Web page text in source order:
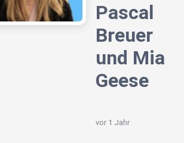
Pascal
Breuer
und Mia
Geese
vor 1 Jahr